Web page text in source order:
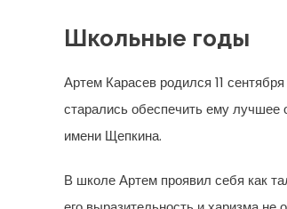
Школьные годы
Артем Карасев родился 11
старались обеспечить ему лучшее
имени Щепкина.
В школе Артем проявил себя как